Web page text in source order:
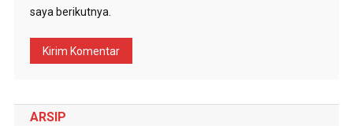
saya berikutnya.
ARSIP